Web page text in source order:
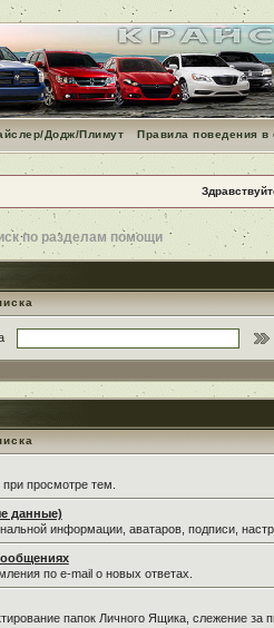
Додж/Плимут Правила поведения
по разделам помощи
просмотре тем.
данные)
информации, аватаров, подписи,
по e-mail о новых ответах.
папок Личного Ящика, слежение